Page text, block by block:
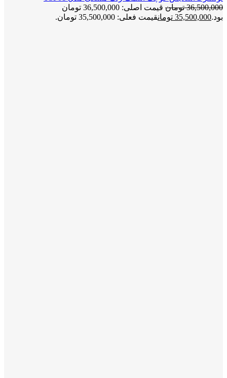
36,500,000 تومان
قیمت اصلی: 36,500,000 تومان
بود.35,500,000 تومانقیمت فعلی: 35,500,000 تومان.